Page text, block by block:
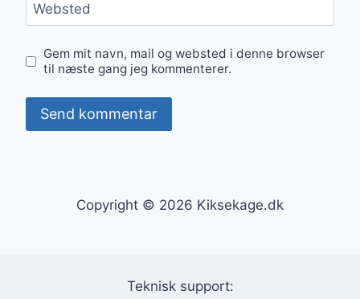
Websted
Gem mit navn, mail og websted i denne browser
til næste gang jeg kommenterer.
Copyright © 2026 Kiksekage.dk
Teknisk support: